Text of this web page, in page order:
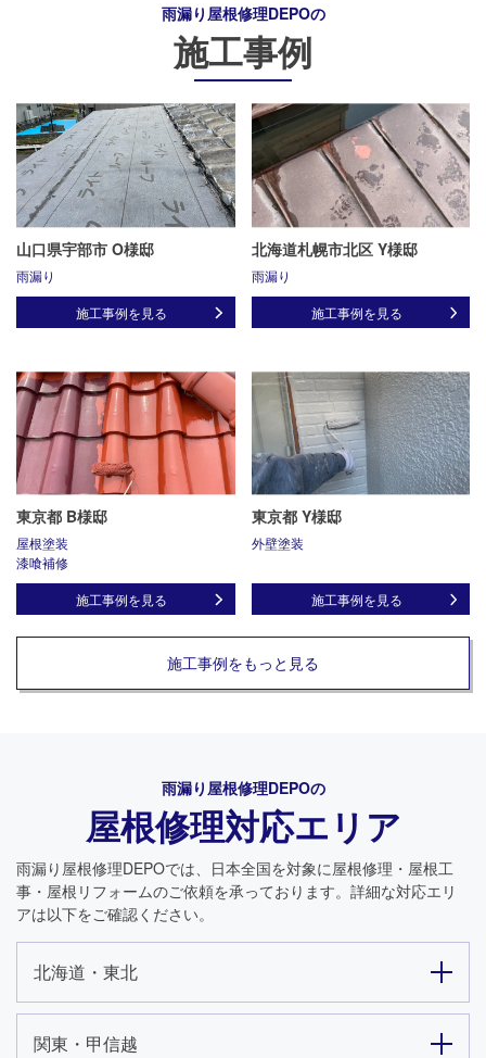
雨漏り屋根修理DEPOの
施工事例
山口県宇部市 O様邸
雨漏り
施工事例を見る
北海道札幌市北区 Y様邸
雨漏り
施工事例を見る
東京都 B様邸
屋根塗装
漆喰補修
施工事例を見る
東京都 Y様邸
外壁塗装
施工事例を見る
施工事例をもっと見る
雨漏り屋根修理DEPOの
屋根修理対応エリア
雨漏り屋根修理DEPOでは、日本全国を対象に屋根修理・屋根工
事・屋根リフォームのご依頼を承っております。詳細な対応エリ
アは以下をご確認ください。
北海道・東北
関東・甲信越